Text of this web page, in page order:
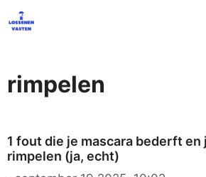
naar
rimpelen
1 fout die je mascara bederft en
rimpelen (ja, echt)